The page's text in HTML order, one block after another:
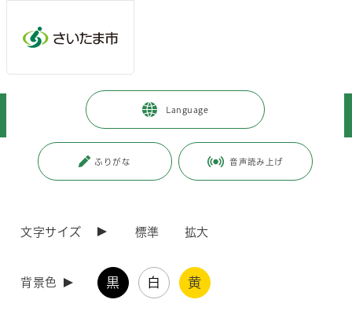
Language
ふりがな 音声読み上げ
文字サイズ 標準 拡大
背景色 黒 白 黄
暮らし・手続き > 保険・年金・税金
確定申告に関するお問い合わせについて
更新日付：2026年4月1日 / ページ番号：C068382
しゃいますのでご注意ください。
市民税・県民税の申告については、「
市民税・県民税申告に関するお問
」をご参照ください。